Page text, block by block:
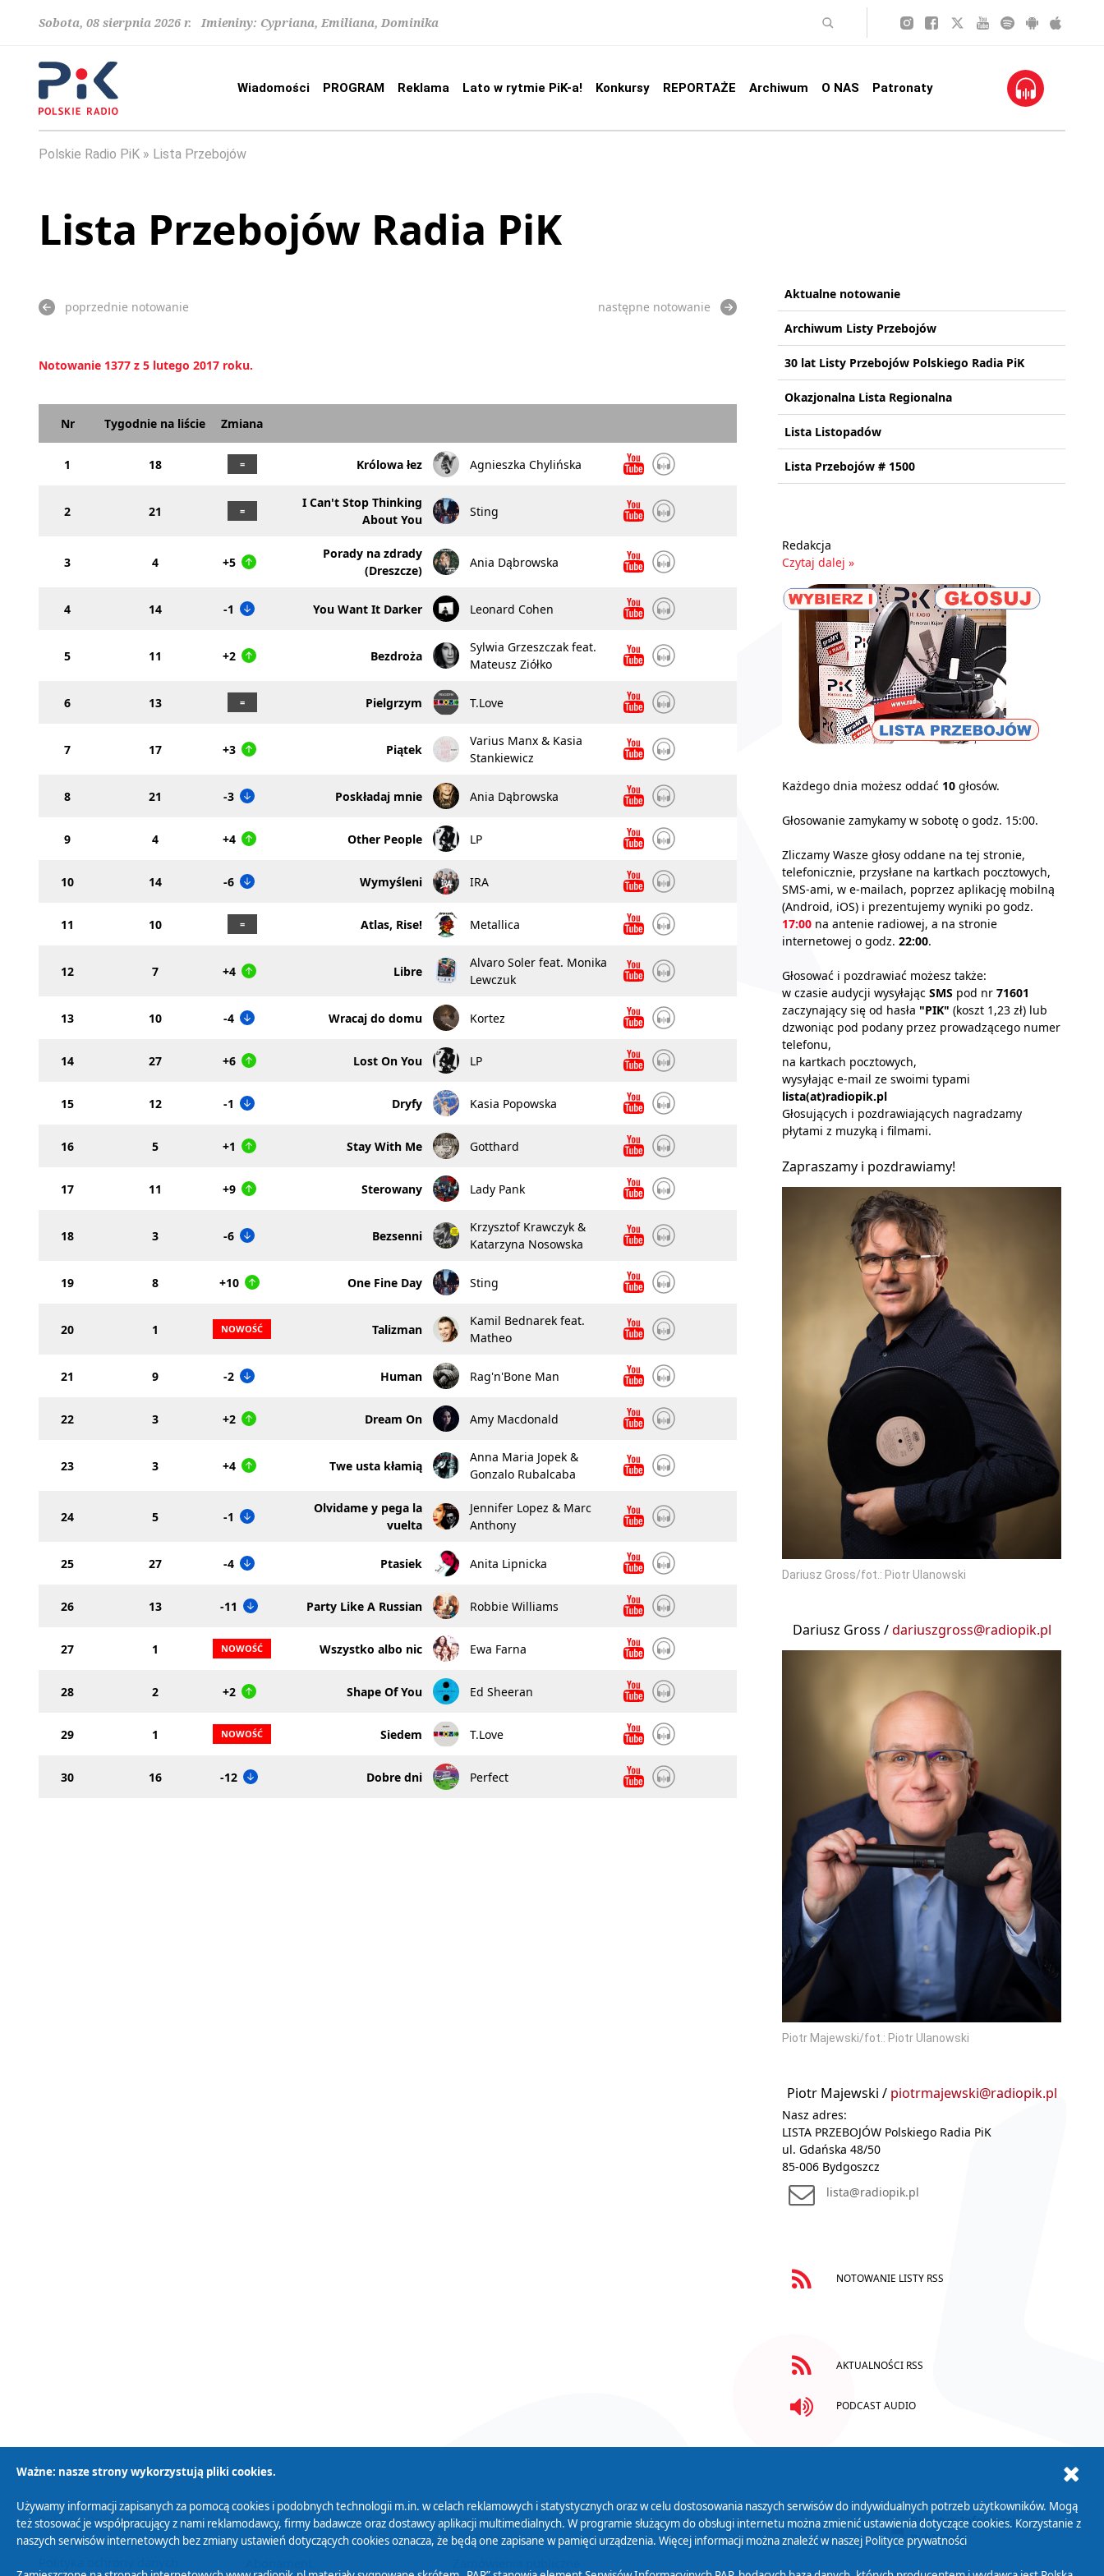
Sobota, 08 sierpnia 2026 r. Imieniny: Cypriana, Emiliana, Dominika
Wiadomości PROGRAM Reklama Lato w rytmie PiK-a! Konkursy REPORTAŻE Archiwum O NAS Patronaty
Polskie Radio PiK Lista Przebojów
Lista Przebojów Radia PiK
poprzednie notowanie następne notowanie
Notowanie 1377 z 5 lutego 2017 roku.
Nr Tygodnie na liście Zmiana
1 18 Królowa łez Agnieszka Chylińska
2 21
I Can't Stop Thinking
About You
Sting
3 4 +5
Porady na zdrady
(Dreszcze)
Ania Dąbrowska
4 14 -1 You Want It Darker Leonard Cohen
5 11 +2 Bezdroża
Sylwia Grzeszczak feat.
Mateusz Ziółko
6 13 Pielgrzym T.Love
7 17 +3 Piątek
Varius Manx & Kasia
Stankiewicz
8 21 -3 Poskładaj mnie Ania Dąbrowska
9 4 +4 Other People LP
10 14 -6 Wymyśleni IRA
11 10 Atlas, Rise! Metallica
12 7 +4 Libre
Alvaro Soler feat. Monika
Lewczuk
13 10 -4 Wracaj do domu Kortez
14 27 +6 Lost On You LP
15 12 -1 Dryfy Kasia Popowska
16 5 +1 Stay With Me Gotthard
17 11 +9 Sterowany Lady Pank
18 3 -6 Bezsenni
Krzysztof Krawczyk &
Katarzyna Nosowska
19 8 +10 One Fine Day Sting
20 1 Talizman
Kamil Bednarek feat.
Matheo
21 9 -2 Human Rag'n'Bone Man
22 3 +2 Dream On Amy Macdonald
23 3 +4 Twe usta kłamią
Anna Maria Jopek &
Gonzalo Rubalcaba
24 5 -1
Olvidame y pega la
vuelta
Jennifer Lopez & Marc
Anthony
25 27 -4 Ptasiek Anita Lipnicka
26 13 -11 Party Like A Russian Robbie Williams
27 1 Wszystko albo nic Ewa Farna
28 2 +2 Shape Of You Ed Sheeran
29 1 Siedem T.Love
30 16 -12 Dobre dni Perfect
Aktualne notowanie
Archiwum Listy Przebojów
30 lat Listy Przebojów Polskiego Radia PiK
Okazjonalna Lista Regionalna
Lista Listopadów
Lista Przebojów # 1500
Redakcja
Czytaj dalej »
Każdego dnia możesz oddać 10 głosów.
Głosowanie zamykamy w sobotę o godz. 15:00.
Zliczamy Wasze głosy oddane na tej stronie,
telefonicznie, przysłane na kartkach pocztowych,
SMS-ami, w e-mailach, poprzez aplikację mobilną
(Android, iOS) i prezentujemy wyniki po godz.
17:00 na antenie radiowej, a na stronie
internetowej o godz. 22:00.
Głosować i pozdrawiać możesz także:
w czasie audycji wysyłając SMS pod nr 71601
zaczynający się od hasła "PIK" (koszt 1,23 zł) lub
dzwoniąc pod podany przez prowadzącego numer
telefonu,
na kartkach pocztowych,
wysyłając e-mail ze swoimi typami
lista(at)radiopik.pl
Głosujących i pozdrawiających nagradzamy
płytami z muzyką i filmami.
Zapraszamy i pozdrawiamy!
Dariusz Gross/fot.: Piotr Ulanowski
Dariusz Gross /dariuszgross@radiopik.pl
Piotr Majewski/fot.: Piotr Ulanowski
Piotr Majewski / piotrmajewski@radiopik.pl
Nasz adres:
LISTA PRZEBOJÓW Polskiego Radia PiK
ul. Gdańska 48/50
85-006 Bydgoszcz
lista@radiopik.pl
NOTOWANIE LISTY RSS
AKTUALNOŚCI RSS
PODCAST AUDIO
Polityka Prywatności Zasady korzystania z Serwisu
Organizacje Pożytku
Publicznego
Cyfryzacja DAB+
Biuletyn Informacji
Publicznej
Ważne: nasze strony wykorzystują pliki cookies.
Używamy informacji zapisanych za pomocą cookies i podobnych technologii m.in. w celach reklamowych i statystycznych oraz w celu dostosowania naszych serwisów do indywidualnych potrzeb użytkowników. Mogą
też stosować je współpracujący z nami reklamodawcy, firmy badawcze oraz dostawcy aplikacji multimedialnych. W programie służącym do obsługi internetu można zmienić ustawienia dotyczące cookies. Korzystanie z
naszych serwisów internetowych bez zmiany ustawień dotyczących cookies oznacza, że będą one zapisane w pamięci urządzenia. Więcej informacji można znaleźć w naszej Polityce prywatności